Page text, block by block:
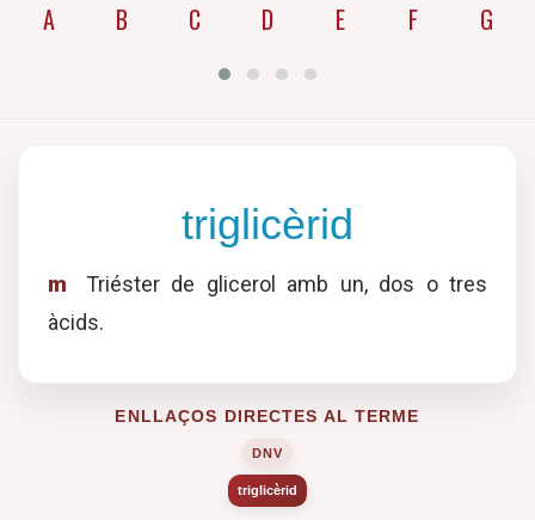
A B C D E F G
triglicèrid
m
Triéster de glicerol amb un, dos o tres
àcids.
ENLLAÇOS DIRECTES AL TERME
DNV
triglicèrid